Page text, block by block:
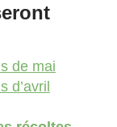
de mai
d’avril